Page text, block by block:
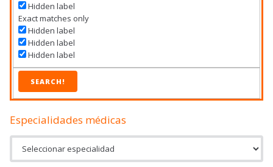
Hidden label
Exact matches only
Hidden label
Hidden label
Hidden label
SEARCH!
Especialidades médicas